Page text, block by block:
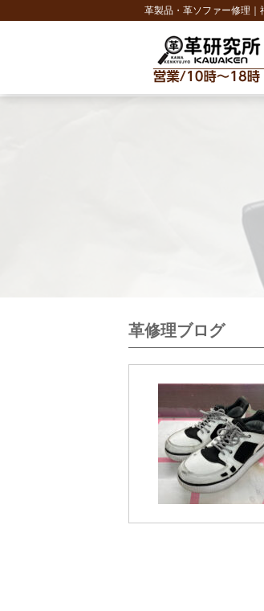
革製品・革ソファー修理
革修理ブログ